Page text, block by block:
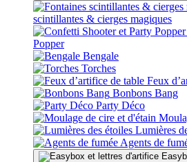
scintillantes & cierges magiques
Popper
Bengale
Torches
Feux
Bonbons Bang
Party Déco
Lumières
Agents de